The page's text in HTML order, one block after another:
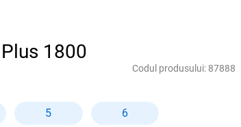
1800
Codul produsului: 87888
5 6